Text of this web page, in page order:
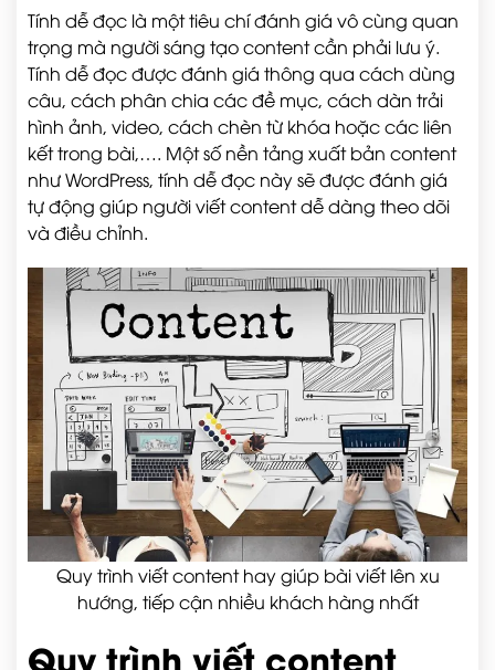
Tính dễ đọc là một tiêu chí đánh giá vô cùng quan
trọng mà người sáng tạo content cần phải lưu ý.
Tính dễ đọc được đánh giá thông qua cách dùng
câu, cách phân chia các đề mục, cách dàn trải
hình ảnh, video, cách chèn từ khóa hoặc các liên
kết trong bài,…. Một số nền tảng xuất bản content
như WordPress, tính dễ đọc này sẽ được đánh giá
tự động giúp người viết content dễ dàng theo dõi
và điều chỉnh.
Quy trình viết content hay giúp bài viết lên xu
hướng, tiếp cận nhiều khách hàng nhất
Quy trình viết content